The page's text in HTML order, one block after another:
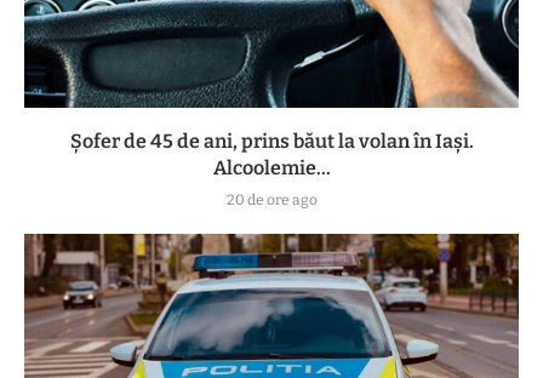
Șofer de 45 de ani, prins băut la volan în Iași.
Alcoolemie...
20 de ore ago